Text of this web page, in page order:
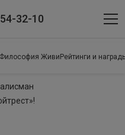
32-10
Философия Живи Рейтинги и